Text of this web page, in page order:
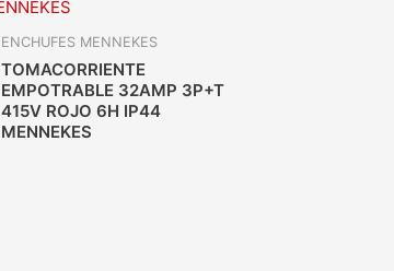
ENCHUFES MENNEKES
TOMACORRIENTE
EMPOTRABLE 32AMP 3P+T
415V ROJO 6H IP44
MENNEKES